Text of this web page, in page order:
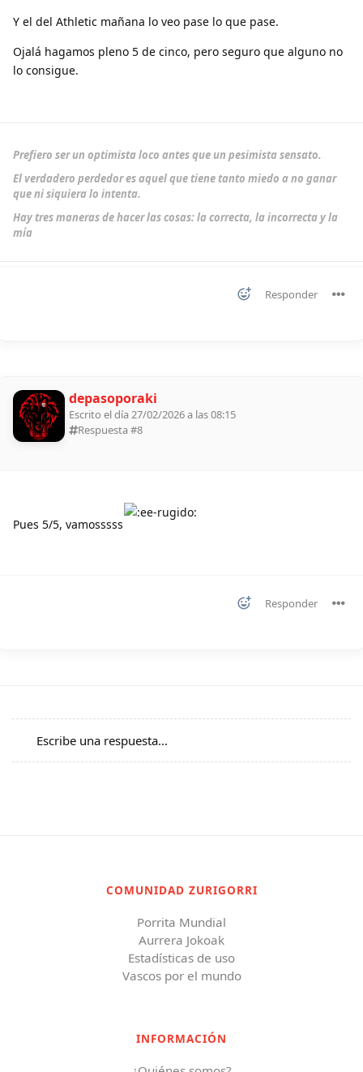
Y el del Athletic mañana lo veo pase lo que pase.
Ojalá hagamos pleno 5 de cinco, pero seguro que alguno no
lo consigue.
Prefiero ser un optimista loco antes que un pesimista sensato.
El verdadero perdedor es aquel que tiene tanto miedo a no ganar
que ni siquiera lo intenta.
Hay tres maneras de hacer las cosas: la correcta, la incorrecta y la
mía
Responder
depasoporaki
Escrito el día 27/02/2026 a las 08:15
Respuesta #8
Pues 5/5, vamosssss
Responder
Escribe una respuesta...
COMUNIDAD ZURIGORRI
Porrita Mundial
Aurrera Jokoak
Estadísticas de uso
Vascos por el mundo
INFORMACIÓN